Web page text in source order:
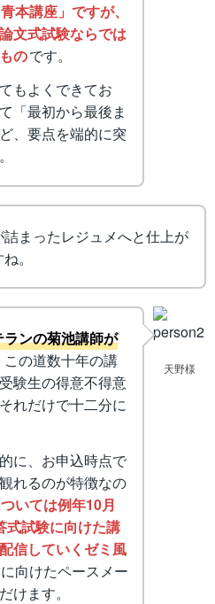
本講座」ですが、
文式試験ならでは
のです。
もよくできてお
「最初から最後ま
、要点を端的に突
まったレジュメへと仕上が
。
天野様
ンの菊池講師が
この道数十年の講
験生の得意不得意
れだけで十二分に
に、お申込時点で
れるのが特徴なの
いては例年10月
式試験に向けた講
信していくゼミ風
向けたペースメー
けます。